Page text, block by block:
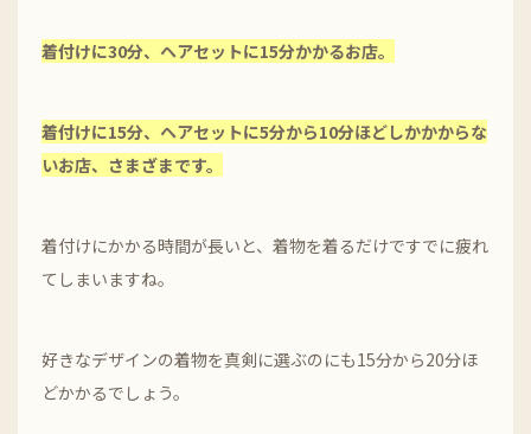
着付けに30分、ヘアセットに15分かかるお店。
着付けに15分、ヘアセットに5分から10分ほどしかかからな
いお店、さまざまです。
着付けにかかる時間が長いと、着物を着るだけですでに疲れ
てしまいますね。
好きなデザインの着物を真剣に選ぶのにも15分から20分ほ
どかかるでしょう。